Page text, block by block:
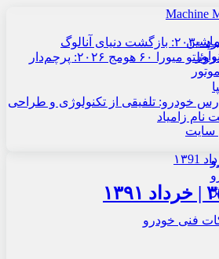
سایت
فنی خودرو
معرفی لامبورگینی روئلتو میورا ۶۰ هومج ۲۰۲۶: پرچم‌دار
خودرو: تلفیقی از تکنولوژی و طراحی
زامیاد